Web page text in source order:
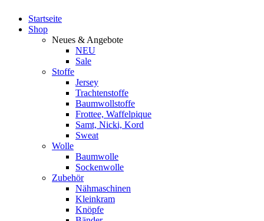
Startseite
Shop
Neues & Angebote
NEU
Sale
Stoffe
Jersey
Trachtenstoffe
Baumwollstoffe
Frottee, Waffelpique
Samt, Nicki, Kord
Sweat
Wolle
Baumwolle
Sockenwolle
Zubehör
Nähmaschinen
Kleinkram
Knöpfe